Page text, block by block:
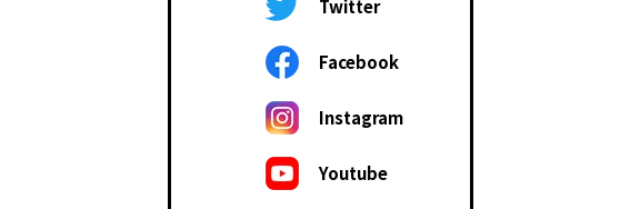
Twitter
Facebook
Instagram
Youtube